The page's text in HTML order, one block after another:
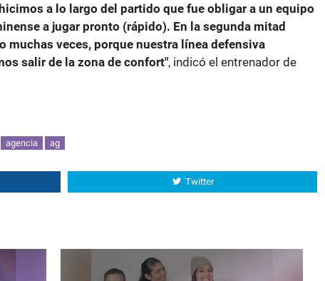
a lo largo del partido que fue obligar a un equipo
a jugar pronto (rápido). En la segunda mitad
muchas veces, porque nuestra línea defensiva
salir de la zona de confort", indicó el entrenador de
agencia ag
Twitter